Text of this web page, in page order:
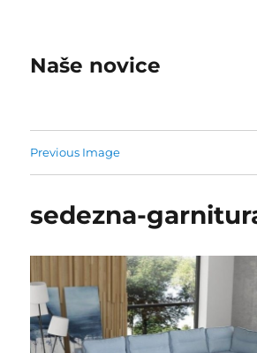
Naše novice
Previous Image
sedezna-